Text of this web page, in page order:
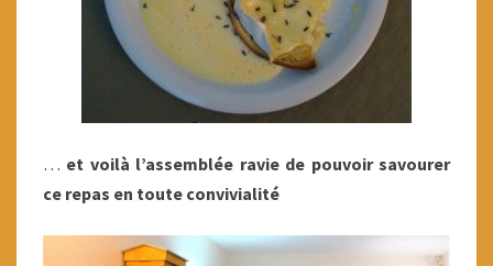
… et voilà l’assemblée ravie de pouvoir savourer
ce repas en toute convivialité